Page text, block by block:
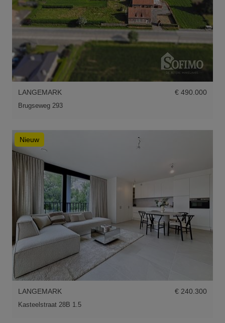
LANGEMARK € 490.000
Brugseweg 293
Nieuw
LANGEMARK € 240.300
Kasteelstraat 28B 1.5